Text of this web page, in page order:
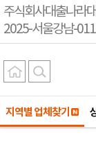
주식회사대출나라
2025-서울강남-
지역별 업체찾기